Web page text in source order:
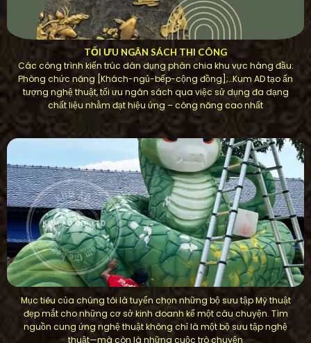
TỐI ƯU NGÂN SÁCH THI CÔNG
Các công trình kiến ​​trúc dân dụng phân chia khu vực hàng đầu:
Phòng chức năng [Khách-ngủ-bếp-cộng đồng];…Kum AD tạo ấn
tượng nghệ thuật, tối ưu ngân sách qua việc sử dụng đa dạng
chất liệu nhằm đạt hiệu ứng – công năng cao nhất
Mục tiêu của chúng tôi là tuyển chọn những bộ sưu tập Mỹ thuật
đẹp mắt cho những cơ sở kinh doanh kể một câu chuyện. Tìm
nguồn cung ứng nghệ thuật không chỉ là một bộ sưu tập nghệ
thuật—mà còn là những cuộc trò chuyện